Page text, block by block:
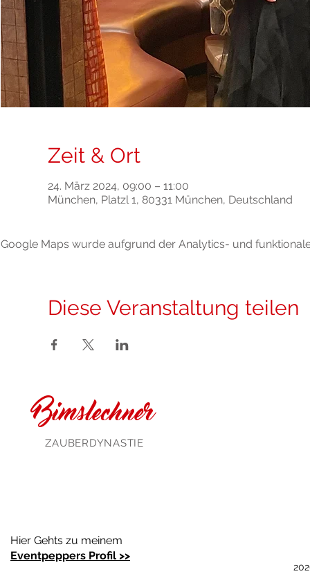
Zeit & Ort
24. März 2024, 09:00 – 11:00
München, Platzl 1, 80331 München, Deutschland
Google Maps wurde aufgrund der Analytics- und
Diese Veranstaltung teilen
Bimslechner
ZAUBERDYNASTIE
Hier Gehts zu meinem
Eventpeppers Profil >>